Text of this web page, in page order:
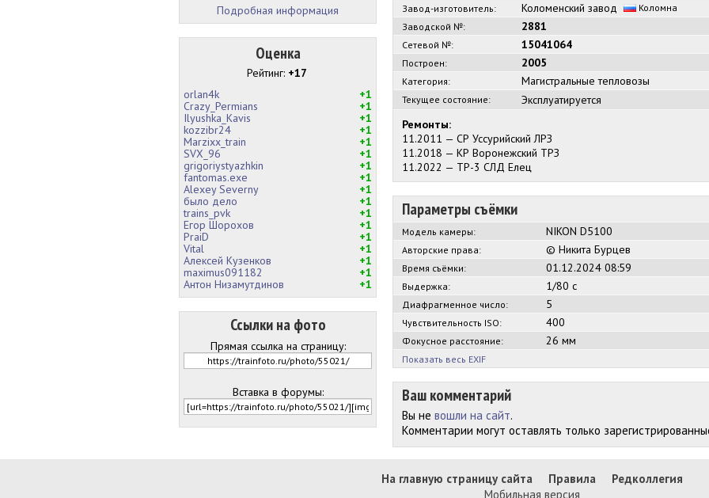
Подробная информация
Оценка
Рейтинг: +17
orlan4k
+1
Crazy_Permians
+1
Ilyushka_Kavis
+1
kozzibr24
+1
Marzixx_train
+1
SVX_96
+1
grigoriystyazhkin
+1
fantomas.exe
+1
Alexey Severny
+1
было дело
+1
trains_pvk
+1
Егор Шорохов
+1
PraiD
+1
Vital
+1
Алексей Кузенков
+1
maximus091182
+1
Антон Низамутдинов
+1
Ссылки на фото
Прямая ссылка на страницу:
Вставка в форумы:
Завод-изготовитель: Коломенский завод
Коломна
Заводской №:
2881
Сетевой №: 15041064
Построен: 2005
Категория: Магистральные тепловозы
Текущее состояние:
Эксплуатируется
Ремонты:
11.2011 — СР Уссурийский ЛРЗ
11.2018 — КР Воронежский ТРЗ
11.2022 — ТР-3 СЛД Елец
Параметры съёмки
Модель камеры: NIKON D5100
Авторские права: © Никита Бурцев
Время съёмки: 01.12.2024 08:59
Выдержка: 1/80 с
Диафрагменное число: 5
Чувствительность ISO: 400
Фокусное расстояние: 26 мм
Показать весь EXIF
Ваш комментарий
Вы не вошли на сайт.
Комментарии могут оставлять только
На главную страницу сайта Правила
Редколлегия
Мобильная версия